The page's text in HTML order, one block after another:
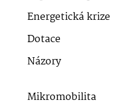
Energetická krize
Dotace
Názory
Mikromobilita